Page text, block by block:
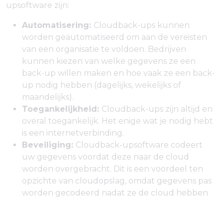
upsoftware zijn:
Automatisering: Cloudback-ups kunnen
worden geautomatiseerd om aan de vereisten
van een organisatie te voldoen. Bedrijven
kunnen kiezen van welke gegevens ze een
back-up willen maken en hoe vaak ze een back-
up nodig hebben (dagelijks, wekelijks of
maandelijks).
Toegankelijkheid: Cloudback-ups zijn altijd en
overal toegankelijk. Het enige wat je nodig hebt
is een internetverbinding.
Beveiliging: Cloudback-upsoftware codeert
uw gegevens voordat deze naar de cloud
worden overgebracht. Dit is een voordeel ten
opzichte van cloudopslag, omdat gegevens pas
worden gecodeerd nadat ze de cloud hebben